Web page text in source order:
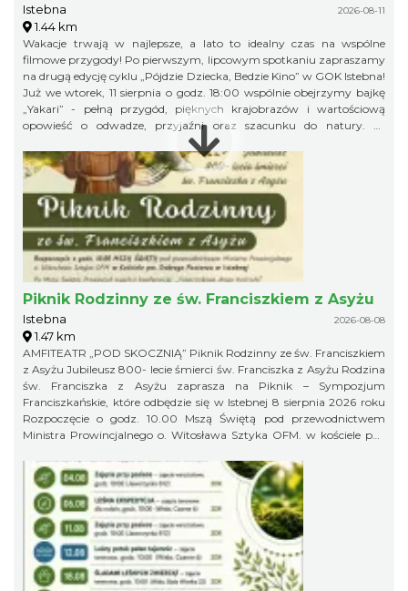
Istebna 2026-08-11
1.44 km
Wakacje trwają w najlepsze, a lato to idealny czas na wspólne
filmowe przygody! Po pierwszym, lipcowym spotkaniu zapraszamy
na drugą edycję cyklu „Pójdzie Dziecka, Bedzie Kino” w GOK Istebna!
Już we wtorek, 11 sierpnia o godz. 18:00 wspólnie obejrzymy bajkę
„Yakari” - pełną przygód, pięknych krajobrazów i wartościową
opowieść o odwadze, przyjaźni oraz szacunku do natury. To
doskonały pomysł na letni wieczór i świetna okazja, aby spędzić
wakacyjny czas w gronie rówieśników podczas wspólnego seansu.
Zapraszamy na bajkę i... popcorn! Na wszystkich uczestników
będzie czekał kinowy poczęstunek. Gminny Ośrodek Kultury w
Istebnej 11 sierpnia (wtorek) godz. 18.00 Wstęp wolny! Obowiązują
zapisy pod numerem telefonu: 791 452 222. Liczba miejsc jest
ograniczona, dlatego zachęcamy do wcześniejszych zapisów.
Piknik Rodzinny ze św. Franciszkiem z Asyżu
Istebna 2026-08-08
1.47 km
AMFITEATR „POD SKOCZNIĄ” Piknik Rodzinny ze św. Franciszkiem
z Asyżu Jubileusz 800- lecie śmierci św. Franciszka z Asyżu Rodzina
św. Franciszka z Asyżu zaprasza na Piknik – Sympozjum
Franciszkańskie, które odbędzie się w Istebnej 8 sierpnia 2026 roku
Rozpoczęcie o godz. 10.00 Mszą Świętą pod przewodnictwem
Ministra Prowincjalnego o. Witosława Sztyka OFM. w kościele pw.
konferencję: „Franciszkowa droga Kościoła” Piknik w Amfiteatrze
pod Skocznią rozpoczynamy o godz. 12.00